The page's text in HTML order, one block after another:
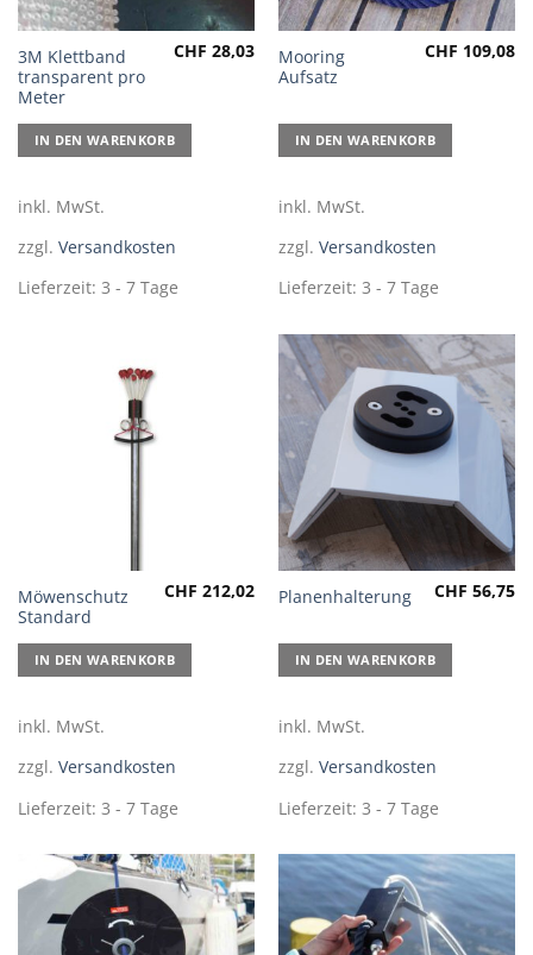
3M Klettband
transparent pro
Meter
CHF 28,03
IN DEN WARENKORB
inkl. MwSt.
zzgl. Versandkosten
Lieferzeit: 3 - 7 Tage
Mooring
Aufsatz
CHF 109,08
IN DEN WARENKORB
inkl. MwSt.
zzgl. Versandkosten
Lieferzeit: 3 - 7 Tage
Möwenschutz
Standard
CHF 212,02
IN DEN WARENKORB
inkl. MwSt.
zzgl. Versandkosten
Lieferzeit: 3 - 7 Tage
Planenhalterung CHF 56,75
IN DEN WARENKORB
inkl. MwSt.
zzgl. Versandkosten
Lieferzeit: 3 - 7 Tage